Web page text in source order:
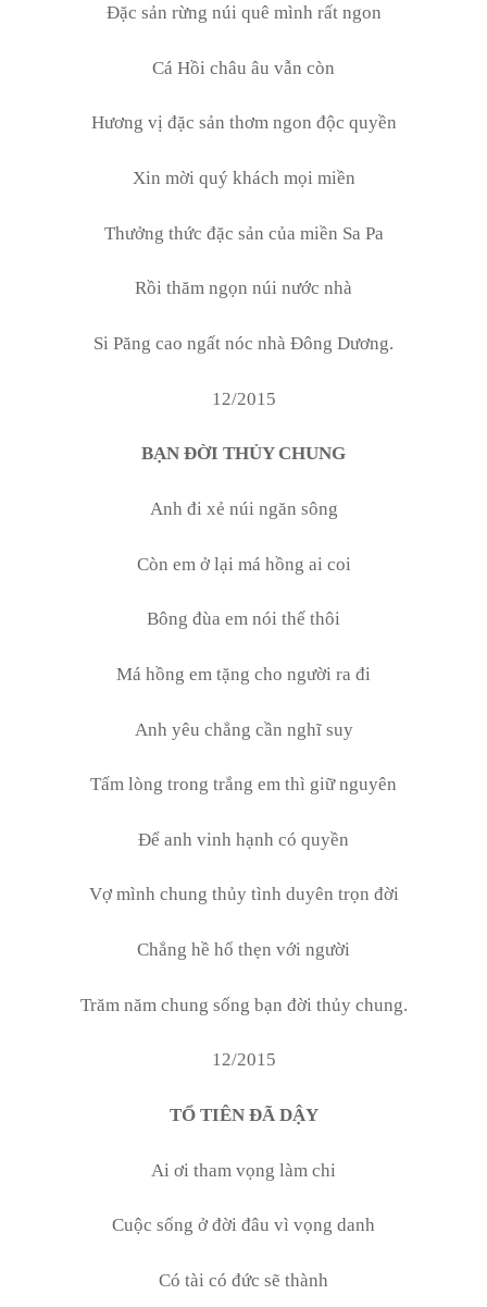
Đặc sản rừng núi quê mình rất ngon
Cá Hồi châu âu vẫn còn
Hương vị đặc sản thơm ngon độc quyền
Xin mời quý khách mọi miền
Thưởng thức đặc sản của miền Sa Pa
Rồi thăm ngọn núi nước nhà
Si Păng cao ngất nóc nhà Đông Dương.
12/2015
BẠN ĐỜI THỦY CHUNG
Anh đi xẻ núi ngăn sông
Còn em ở lại má hồng ai coi
Bông đùa em nói thế thôi
Má hồng em tặng cho người ra đi
Anh yêu chẳng cần nghĩ suy
Tấm lòng trong trắng em thì giữ nguyên
Để anh vinh hạnh có quyền
Vợ mình chung thủy tình duyên trọn đời
Chẳng hề hổ thẹn với người
Trăm năm chung sống bạn đời thủy chung.
12/2015
TỔ TIÊN ĐÃ DẬY
Ai ơi tham vọng làm chi
Cuộc sống ở đời đâu vì vọng danh
Có tài có đức sẽ thành